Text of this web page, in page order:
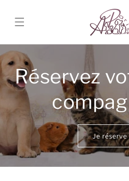
au
contenu
Réservez
Je réserve